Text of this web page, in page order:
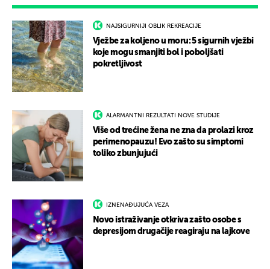
NAJSIGURNIJI OBLIK REKREACIJE
Vježbe za koljeno u moru: 5 sigurnih vježbi
koje mogu smanjiti bol i poboljšati
pokretljivost
ALARMANTNI REZULTATI NOVE STUDIJE
Više od trećine žena ne zna da prolazi kroz
perimenopauzu! Evo zašto su simptomi
toliko zbunjujući
IZNENAĐUJUĆA VEZA
Novo istraživanje otkriva zašto osobe s
depresijom drugačije reagiraju na lajkove